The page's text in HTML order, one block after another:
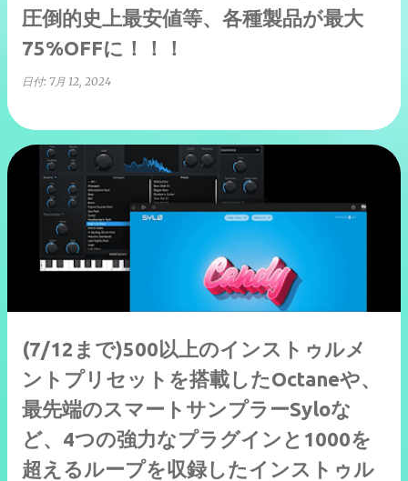
圧倒的史上最安値等、各種製品が最大
75%OFFに！！！
日付: 7月 12, 2024
(7/12まで)500以上のインストゥルメ
ントプリセットを搭載したOctaneや、
最先端のスマートサンプラーSyloな
ど、4つの強力なプラグインと1000を
超えるループを収録したインストゥル